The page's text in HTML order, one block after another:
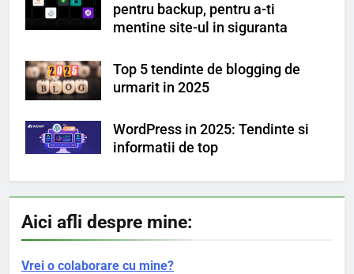
pentru backup, pentru a-ti
mentine site-ul in siguranta
Top 5 tendinte de blogging de
urmarit in 2025
WordPress in 2025: Tendinte si
informatii de top
Aici afli despre mine:
Vrei o colaborare cu mine?